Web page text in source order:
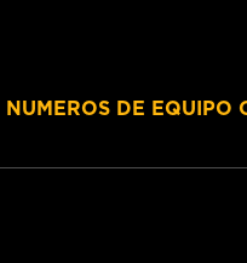
NUMEROS DE EQUIPO